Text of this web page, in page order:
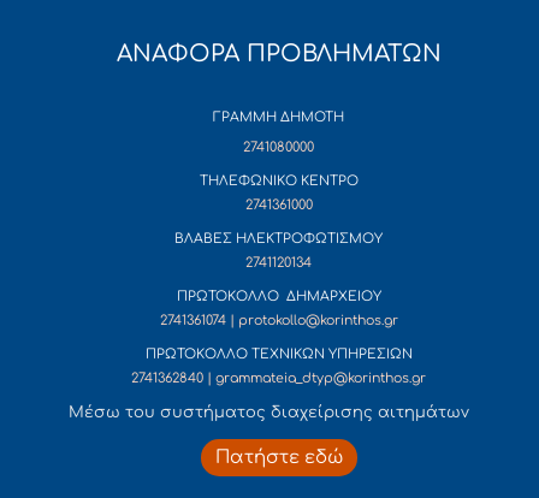
ΑΝΑΦΟΡΑ ΠΡΟΒΛΗΜΑΤΩΝ
ΓΡΑΜΜΗ ΔΗΜΟΤΗ
2741080000
ΤΗΛΕΦΩΝΙΚΟ ΚΕΝΤΡΟ
2741361000
ΒΛΑΒΕΣ ΗΛΕΚΤΡΟΦΩΤΙΣΜΟΥ
2741120134
ΠΡΩΤΟΚΟΛΛΟ ΔΗΜΑΡΧΕΙΟΥ
2741361074 | protokollo@korinthos.gr
ΠΡΩΤΟΚΟΛΛΟ ΤΕΧΝΙΚΩΝ ΥΠΗΡΕΣΙΩΝ
2741362840 | grammateia_dtyp@korinthos.gr
Mέσω του συστήματος διαχείρισης αιτημάτων
Πατήστε εδώ